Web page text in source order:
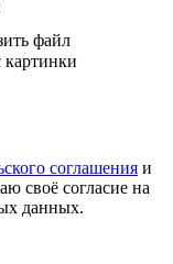
файл
картинки
соглашения и
своё согласие на
данных.